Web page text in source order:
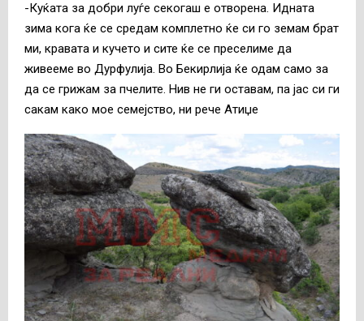
-Куќата за добри луѓе секогаш е отворена. Идната
зима кога ќе се средам комплетно ќе си го земам брат
ми, кравата и кучето и сите ќе се преселиме да
живееме во Дурфулија. Во Бекирлија ќе одам само за
да се грижам за пчелите. Нив не ги оставам, па јас си ги
сакам како мое семејство, ни рече Атиџе